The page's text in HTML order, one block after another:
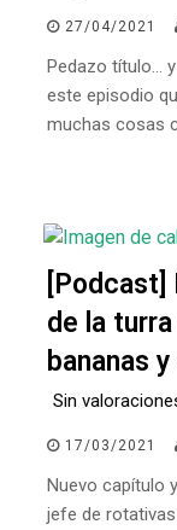
27/04/2021
Pedazo título…
este episodio
muchas cosas
[Podcast]
de la
bananas
Sin
17/03/2021
Nuevo capítulo
jefe de